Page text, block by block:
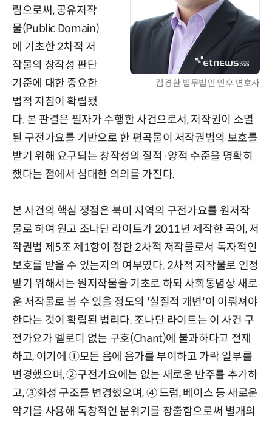
김경환 법무법인 민후 변호사
림으로써, 공유저작
물(Public Domain)
에 기초한 2차적 저
작물의 창작성 판단
기준에 대한 중요한
법적 지침이 확립됐
다. 본 판결은 필자가 수행한 사건으로서, 저작권이 소멸
된 구전가요를 기반으로 한 편곡물이 저작권법의 보호를
받기 위해 요구되는 창작성의 질적·양적 수준을 명확히
했다는 점에서 심대한 의의를 가진다.
본 사건의 핵심 쟁점은 북미 지역의 구전가요를 원저작
물로 하여 원고 조나단 라이트가 2011년 제작한 곡이, 저
작권법 제5조 제1항이 정한 2차적 저작물로서 독자적인
보호를 받을 수 있는지의 여부였다. 2차적 저작물로 인정
받기 위해서는 원저작물을 기초로 하되 사회통념상 새로
운 저작물로 볼 수 있을 정도의 '실질적 개변'이 이뤄져야
한다는 것이 확립된 법리다. 조나단 라이트는 이 사건 구
전가요가 멜로디 없는 구호(Chant)에 불과하다고 전제
하고, 여기에 ①모든 음에 음가를 부여하고 가락 일부를
변경했으며, ②구전가요에는 없는 새로운 반주를 추가하
고, ③화성 구조를 변경했으며, ④ 드럼, 베이스 등 새로운
악기를 사용해 독창적인 분위기를 창출함으로써 별개의